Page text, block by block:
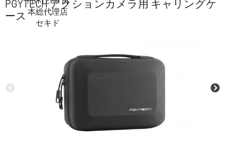
業務用ドローン・業務関連製品
水中ドローン(ROV)・水中スクーター
RC・ロボット部品
PGYTECH アクションカメラ用 キャリングケ
ース